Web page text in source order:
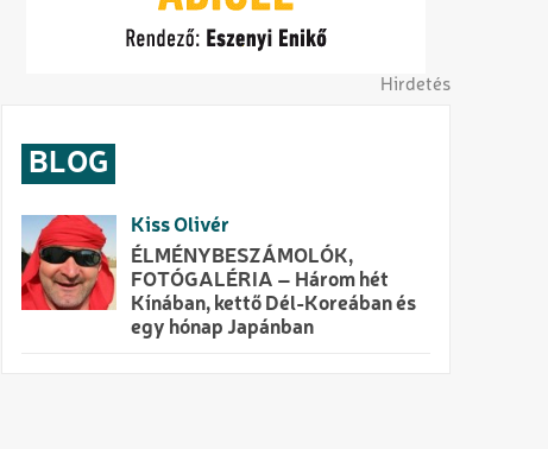
Hirdetés
BLOG
Kiss Olivér
ÉLMÉNYBESZÁMOLÓK,
FOTÓGALÉRIA – Három hét
Kínában, kettő Dél-Koreában és
egy hónap Japánban